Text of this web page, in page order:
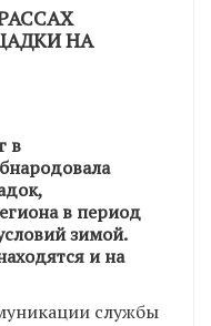
НА
в
в период
зимой.
и на
службы